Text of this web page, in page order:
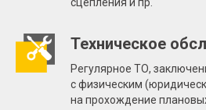
Техническое
Регулярное ТО,
с физическим
на прохождение